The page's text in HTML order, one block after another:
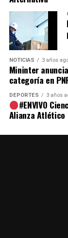
NOTICIAS 3 años
Mininter
categoría en
DEPORTES 3 años
#ENVIVO
Alianza Atlético